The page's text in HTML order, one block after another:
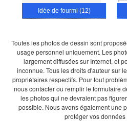
Idée de fourmi (12)
Toutes les photos de dessin sont
usage personnel uniquement. Les
largement diffusées sur Internet, et
inconnue. Tous les droits d'auteur sur
propriétaires respectifs. Pour tout
nous contacter ou remplir le formulaire
les photos qui ne devraient pas
possible. Nous avons également une
protéger vos